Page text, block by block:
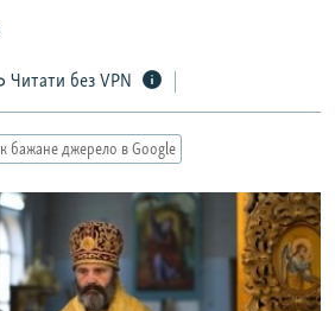
Читати без VPN
бажане джерело в Google